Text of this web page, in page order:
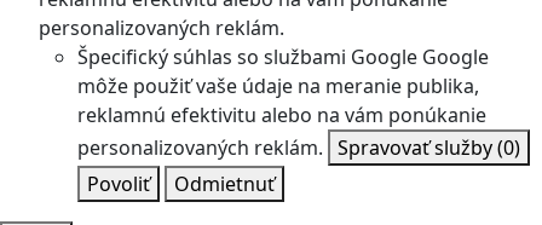
personalizovaných reklám.
Špecifický súhlas so službami Google Google
môže použiť vaše údaje na meranie publika,
reklamnú efektivitu alebo na vám ponúkanie
personalizovaných reklám. Spravovať služby(0)
Povoliť
Odmietnuť